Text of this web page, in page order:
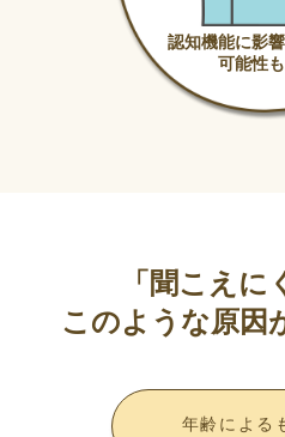
認知機能に影
可能性
「聞こえに
このような原因
年齢による